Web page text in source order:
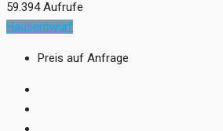
59.394 Aufrufe
Hausentwurf
Preis auf Anfrage